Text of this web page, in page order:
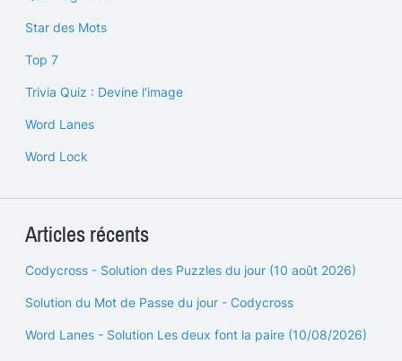
Star des Mots
Top 7
Trivia Quiz : Devine l'image
Word Lanes
Word Lock
Articles récents
Codycross - Solution des Puzzles du jour (10 août 2026)
Solution du Mot de Passe du jour - Codycross
Word Lanes - Solution Les deux font la paire (10/08/2026)